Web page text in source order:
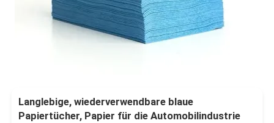
Langlebige, wiederverwendbare blaue
Papiertücher, Papier für die Automobilindustrie